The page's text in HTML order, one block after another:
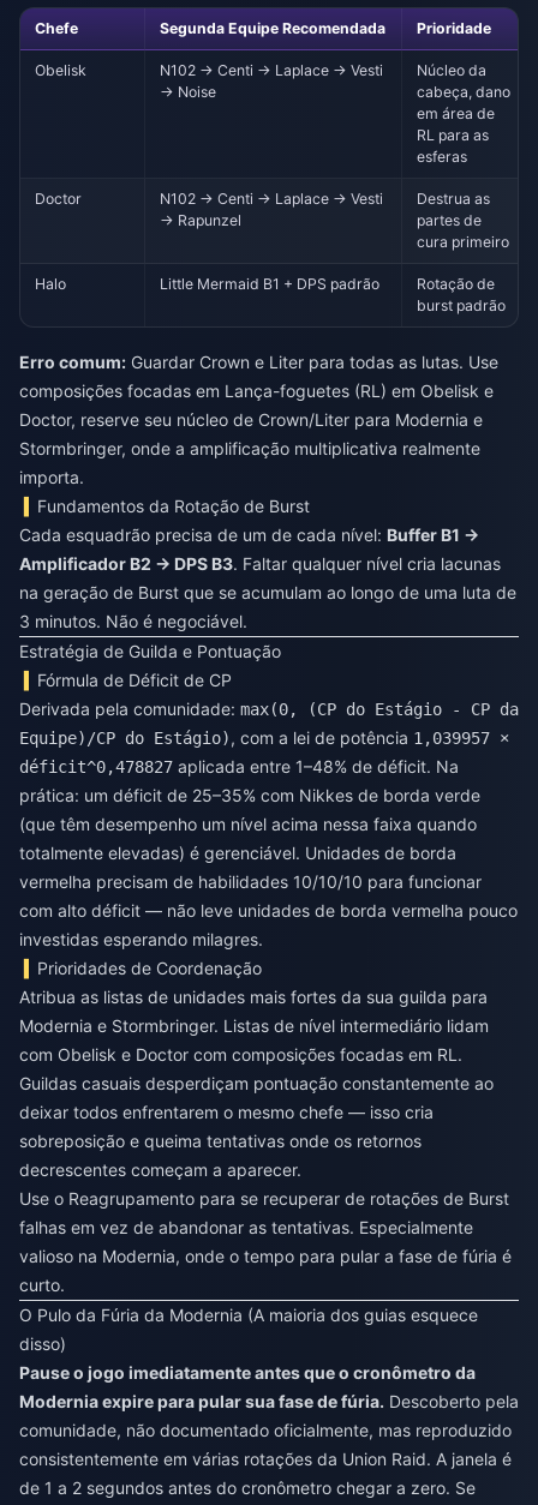
Chefe Segunda Equipe Recomendada Prioridade
Obelisk
N102 → Centi → Laplace → Vesti
→ Noise
Núcleo da
cabeça, dano
em área de
RL para as
esferas
Doctor
N102 → Centi → Laplace → Vesti
→ Rapunzel
Destrua as
partes de
cura primeiro
Halo Little Mermaid B1 + DPS padrão
Rotação de
burst padrão
Erro comum: Guardar Crown e Liter para todas as lutas. Use
composições focadas em Lança-foguetes (RL) em Obelisk e
Doctor, reserve seu núcleo de Crown/Liter para Modernia e
Stormbringer, onde a amplificação multiplicativa realmente
importa.
Fundamentos da Rotação de Burst
Cada esquadrão precisa de um de cada nível: Buffer B1 →
Amplificador B2 → DPS B3. Faltar qualquer nível cria lacunas
na geração de Burst que se acumulam ao longo de uma luta de
3 minutos. Não é negociável.
Estratégia de Guilda e Pontuação
Fórmula de Déficit de CP
Derivada pela comunidade: max(0, (CP do Estágio - CP da
Equipe)/CP do Estágio), com a lei de potência 1,039957 ×
déficit^0,478827 aplicada entre 1–48% de déficit. Na
prática: um déficit de 25–35% com Nikkes de borda verde
(que têm desempenho um nível acima nessa faixa quando
totalmente elevadas) é gerenciável. Unidades de borda
vermelha precisam de habilidades 10/10/10 para funcionar
com alto déficit — não leve unidades de borda vermelha pouco
investidas esperando milagres.
Prioridades de Coordenação
Atribua as listas de unidades mais fortes da sua guilda para
Modernia e Stormbringer. Listas de nível intermediário lidam
com Obelisk e Doctor com composições focadas em RL.
Guildas casuais desperdiçam pontuação constantemente ao
deixar todos enfrentarem o mesmo chefe — isso cria
sobreposição e queima tentativas onde os retornos
decrescentes começam a aparecer.
Use o Reagrupamento para se recuperar de rotações de Burst
falhas em vez de abandonar as tentativas. Especialmente
valioso na Modernia, onde o tempo para pular a fase de fúria é
curto.
O Pulo da Fúria da Modernia (A maioria dos guias esquece
disso)
Pause o jogo imediatamente antes que o cronômetro da
Modernia expire para pular sua fase de fúria. Descoberto pela
comunidade, não documentado oficialmente, mas reproduzido
consistentemente em várias rotações da Union Raid. A janela é
de 1 a 2 segundos antes do cronômetro chegar a zero. Se